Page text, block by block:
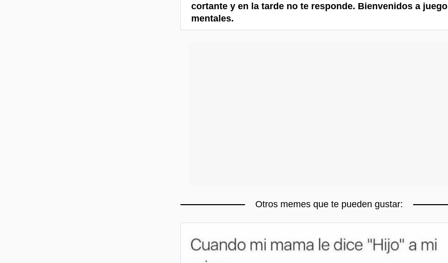
cortante y en la tarde no te responde. Bienvenidos a juego
mentales.
Otros memes que te pueden gustar: